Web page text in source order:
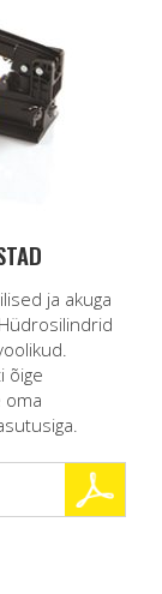
ja akuga
õige
oma